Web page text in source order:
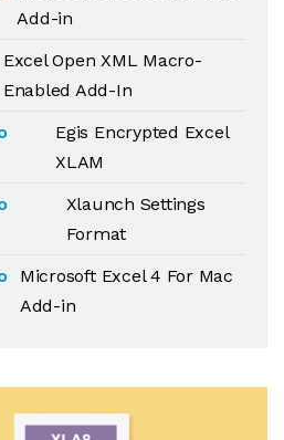
Add-in
Excel Open XML Macro-
Enabled Add-In
Egis Encrypted Excel
XLAM
Xlaunch Settings
Format
Microsoft Excel 4 For Mac
Add-in